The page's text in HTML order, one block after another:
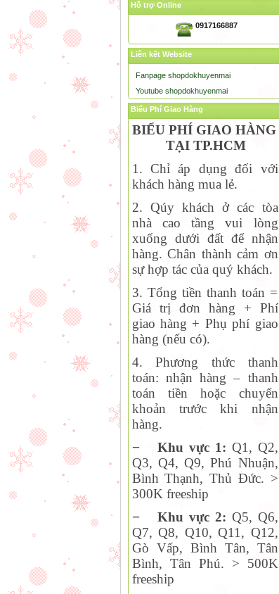
Hỗ trợ Online
0917166887
Liên kết Website
Fanpage shopdokhuyenmai
Youtube shopdokhuyenmai
Biểu Phí Giao Hàng
BIỂU PHÍ GIAO HÀNG
TẠI TP.HCM
1. Chỉ áp dụng đối với
khách hàng mua lẻ.
2. Qúy khách ở các tòa
nhà cao tầng vui lòng
xuống dưới đất để nhận
hàng. Chân thành cảm ơn
sự hợp tác của quý khách.
3. Tổng tiền thanh toán =
Giá trị đơn hàng + Phí
giao hàng + Phụ phí giao
hàng (nếu có).
4. Phương thức thanh
toán: nhận hàng – thanh
toán tiền hoặc chuyển
khoản trước khi nhận
hàng.
−
Khu vực 1: Q1, Q2,
Q3, Q4, Q9, Phú Nhuận,
Bình Thạnh, Thủ Đức. >
300K freeship
−
Khu vực 2: Q5, Q6,
Q7, Q8, Q10, Q11, Q12,
Gò Vấp, Bình Tân, Tân
Bình, Tân Phú. > 500K
freeship